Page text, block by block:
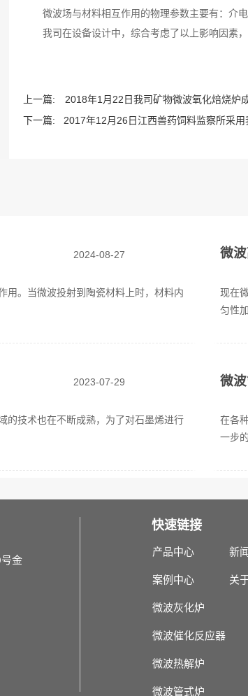
微波场与材料相互作用的物理参数主要有：介
我司在设备设计中，综合考虑了以上影响因素
上一篇:
2018年1月22日我司矿物微波氧化焙烧炉
下一篇:
2017年12月26日江西兽药饲料监察所采用
用。当微波投射到陶瓷材料上时，材料内
2024-08-27 微
现在
匀性
的技术也在不断成熟，为了对石墨烯进行
2023-07-29 微
在各
一步
金
快速链接
产品中心 新
案例中心 关
微波灰化炉
微波催化反应器
微波热解炉
微波管式炉